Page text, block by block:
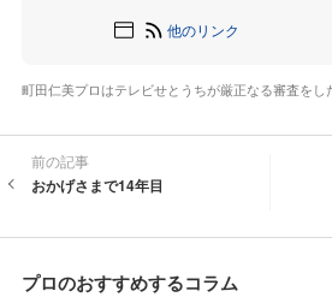
他のリンク
町田仁美プロはテレビせとうちが厳正なる審査をし
前の記事
おかげさまで14年目
プロのおすすめするコラム